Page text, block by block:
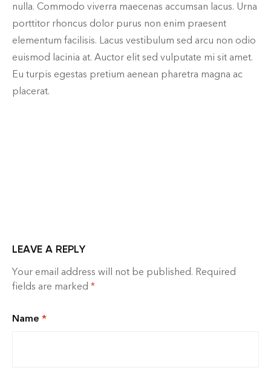
nulla. Commodo viverra maecenas accumsan lacus. Urna
porttitor rhoncus dolor purus non enim praesent
elementum facilisis. Lacus vestibulum sed arcu non odio
euismod lacinia at. Auctor elit sed vulputate mi sit amet.
Eu turpis egestas pretium aenean pharetra magna ac
placerat.
LEAVE A REPLY
Your email address will not be published. Required
fields are marked *
Name *